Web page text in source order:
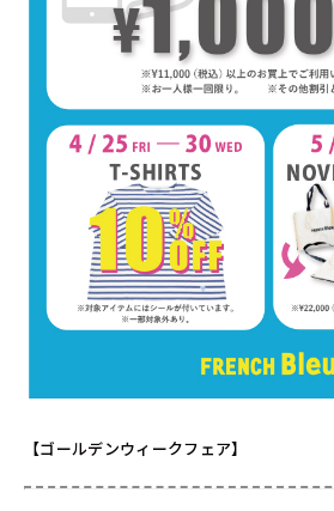
KISOGAWA BLOG
SHOP NEWS
新規会員登録
マイページ
店舗情報
【ゴールデンウィークフェア】